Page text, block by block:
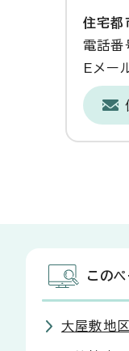
住宅都
電話
Eメ
この
大屋敷地